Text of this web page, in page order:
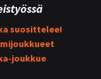
suosittelee!
joukkue